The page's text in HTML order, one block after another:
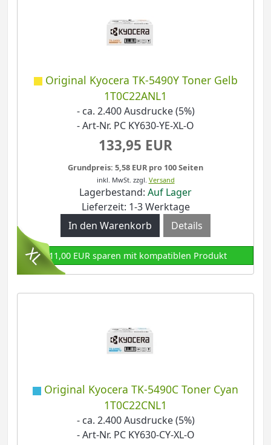
Original Kyocera TK-5490Y Toner Gelb
1T0C22ANL1
- ca. 2.400 Ausdrucke (5%)
- Art-Nr. PC KY630-YE-XL-O
133,95 EUR
Grundpreis: 5,58 EUR pro 100 Seiten
inkl. MwSt. zzgl. Versand
Lagerbestand: Auf Lager
Lieferzeit: 1-3 Werktage
Details
111,00 EUR sparen mit kompatiblen Produkt
Original Kyocera TK-5490C Toner Cyan
1T0C22CNL1
- ca. 2.400 Ausdrucke (5%)
- Art-Nr. PC KY630-CY-XL-O